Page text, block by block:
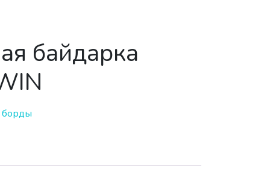
байдарка
борды